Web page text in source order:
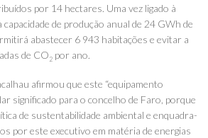
por 14 hectares. Uma vez ligado à
de produção anual de 24 GWh de
abastecer 6 943 habitações e evitar a
de CO2 por ano.
afirmou que este “equipamento
significado para o concelho de Faro, porque
de sustentabilidade ambiental e enquadra-
por este executivo em matéria de energias